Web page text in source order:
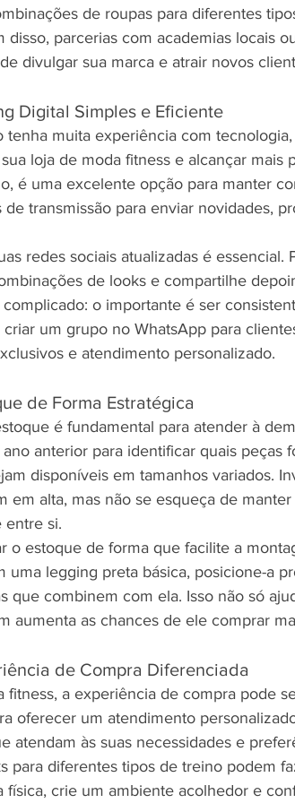
de roupas para diferentes
disso, parcerias com academias locais
divulgar sua marca e atrair novos
Digital Simples e Eficiente
tenha muita experiência com
loja de moda fitness e alcançar mais
é uma excelente opção para manter
transmissão para enviar novidades,
redes sociais atualizadas é essencial.
de looks e compartilhe
o importante é ser
um grupo no WhatsApp para
e atendimento personalizado.
de Forma Estratégica
é fundamental para atender à
anterior para identificar quais peças
disponíveis em tamanhos variados.
em alta, mas não se esqueça de
entre si.
o estoque de forma que facilite a
uma legging preta básica, posicione-a
que combinem com ela. Isso não só
aumenta as chances de ele comprar
de Compra Diferenciada
fitness, a experiência de compra pode
oferecer um atendimento
atendam às suas necessidades e
para diferentes tipos de treino podem
física, crie um ambiente acolhedor e